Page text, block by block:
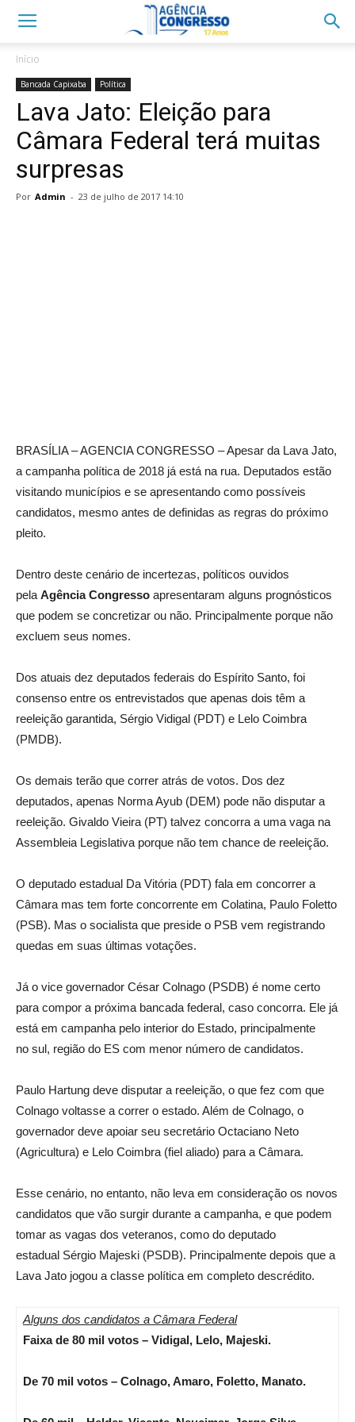
Início
Bancada Capixaba Política
Lava Jato: Eleição para
Câmara Federal terá muitas
surpresas
Por Admin - 23 de julho de 2017 14:10
BRASÍLIA – AGENCIA CONGRESSO – Apesar da Lava Jato,
a campanha política de 2018 já está na rua. Deputados estão
visitando municípios e se apresentando como possíveis
candidatos, mesmo antes de definidas as regras do próximo
pleito.
Dentro deste cenário de incertezas, políticos ouvidos
pela Agência Congresso apresentaram alguns prognósticos
que podem se concretizar ou não. Principalmente porque não
excluem seus nomes.
Dos atuais dez deputados federais do Espírito Santo, foi
consenso entre os entrevistados que apenas dois têm a
reeleição garantida, Sérgio Vidigal (PDT) e Lelo Coimbra
(PMDB).
Os demais terão que correr atrás de votos. Dos dez
deputados, apenas Norma Ayub (DEM) pode não disputar a
reeleição. Givaldo Vieira (PT) talvez concorra a uma vaga na
Assembleia Legislativa porque não tem chance de reeleição.
O deputado estadual Da Vitória (PDT) fala em concorrer a
Câmara mas tem forte concorrente em Colatina, Paulo Foletto
(PSB). Mas o socialista que preside o PSB vem registrando
quedas em suas últimas votações.
Já o vice governador César Colnago (PSDB) é nome certo
para compor a próxima bancada federal, caso concorra. Ele já
está em campanha pelo interior do Estado, principalmente
no sul, região do ES com menor número de candidatos.
Paulo Hartung deve disputar a reeleição, o que fez com que
Colnago voltasse a correr o estado. Além de Colnago, o
governador deve apoiar seu secretário Octaciano Neto
(Agricultura) e Lelo Coimbra (fiel aliado) para a Câmara.
Esse cenário, no entanto, não leva em consideração os novos
candidatos que vão surgir durante a campanha, e que podem
tomar as vagas dos veteranos, como do deputado
estadual Sérgio Majeski (PSDB). Principalmente depois que a
Lava Jato jogou a classe política em completo descrédito.
Alguns dos candidatos a Câmara Federal
Faixa de 80 mil votos – Vidigal, Lelo, Majeski.
De 70 mil votos – Colnago, Amaro, Foletto, Manato.